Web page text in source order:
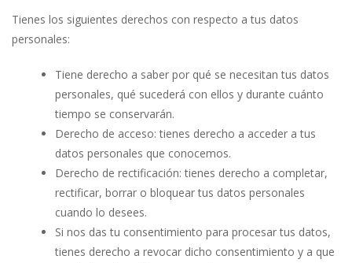
Tienes los siguientes derechos con respecto a tus datos
personales:
Tiene derecho a saber por qué se necesitan tus datos
personales, qué sucederá con ellos y durante cuánto
tiempo se conservarán.
Derecho de acceso: tienes derecho a acceder a tus
datos personales que conocemos.
Derecho de rectificación: tienes derecho a completar,
rectificar, borrar o bloquear tus datos personales
cuando lo desees.
Si nos das tu consentimiento para procesar tus datos,
tienes derecho a revocar dicho consentimiento y a que